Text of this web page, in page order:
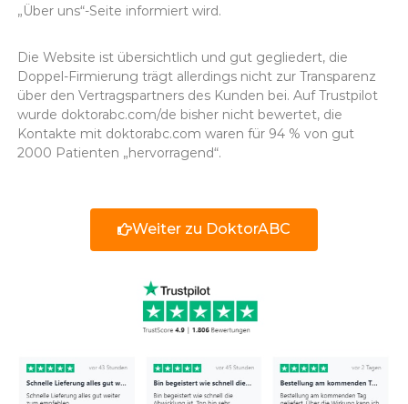
„Über uns“-Seite informiert wird.
Die Website ist übersichtlich und gut gegliedert, die
Doppel-Firmierung trägt allerdings nicht zur Transparenz
über den Vertragspartners des Kunden bei. Auf Trustpilot
wurde doktorabc.com/de bisher nicht bewertet, die
Kontakte mit doktorabc.com waren für 94 % von gut
2000 Patienten „hervorragend“.
Weiter zu DoktorABC